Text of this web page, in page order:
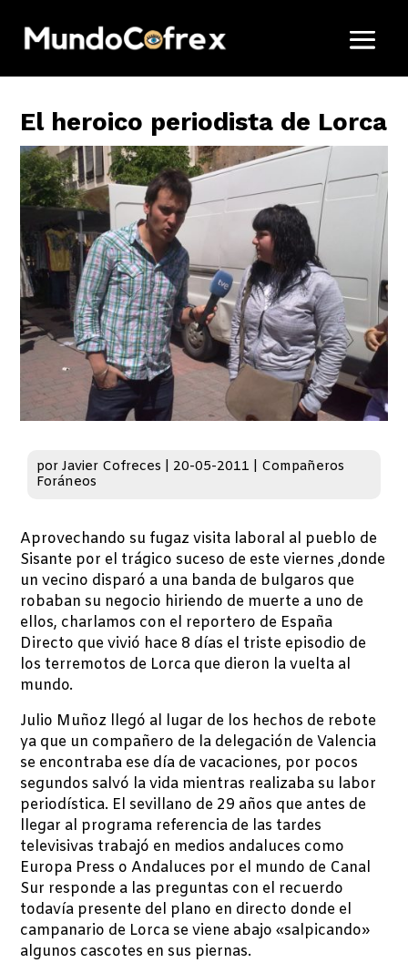
El heroico periodista de Lorca
porJavier Cofreces 20-05-2011
Compañeros
Foráneos
Aprovechando su fugaz visita laboral al pueblo de
Sisante por el trágico suceso de este viernes ,donde
un vecino disparó a una banda de bulgaros que
robaban su negocio hiriendo de muerte a uno de
ellos, charlamos con el reportero de España
Directo que vivió hace 8 días el triste episodio de
los terremotos de Lorca que dieron la vuelta al
mundo.
Julio Muñoz llegó al lugar de los hechos de rebote
ya que un compañero de la delegación de Valencia
se encontraba ese día de vacaciones, por pocos
segundos salvó la vida mientras realizaba su labor
periodística. El sevillano de 29 años que antes de
llegar al programa referencia de las tardes
televisivas trabajó en medios andaluces como
Europa Press o Andaluces por el mundo de Canal
Sur responde a las preguntas con el recuerdo
todavía presente del plano en directo donde el
campanario de Lorca se viene abajo «salpicando»
algunos cascotes en sus piernas.